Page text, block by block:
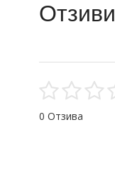
Отзиви
0 Отзива